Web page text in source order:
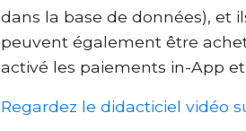
dans la base de données), et
peuvent également être
activé les paiements in-App
Regardez le didacticiel vidéo